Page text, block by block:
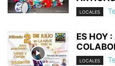
LOCALES
ES HOY
LOCALES